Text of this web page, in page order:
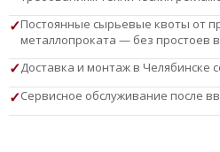
Постоянные сырьевые квоты от
металлопроката — без простоев
Доставка и монтаж в Челябинске
Сервисное обслуживание после